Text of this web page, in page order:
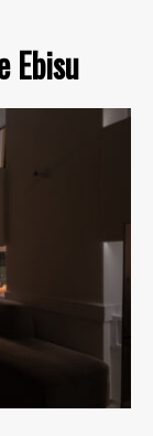
Ebisu